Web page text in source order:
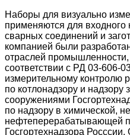
Наборы для визуально
применяются для входного
сварных соединений и
компанией были
отраслей
соответствии с РД 03-606-
измерительному контролю
по котлонадзору и
сооружениями
по надзору в химической,
нефтеперерабатывающей
Госгортехнадзора